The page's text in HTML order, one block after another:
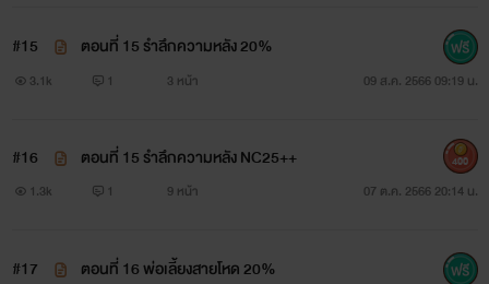
#15 ตอนที่ 15 รำลึกความหลัง 20%
3.1k 1 3 หน้า 09 ส.ค. 2566 09:19 น.
#16 ตอนที่ 15 รำลึกความหลัง NC25++
1.3k 1 9 หน้า 07 ต.ค. 2566 20:14 น.
400
#17 ตอนที่ 16 พ่อเลี้ยงสายโหด 20%